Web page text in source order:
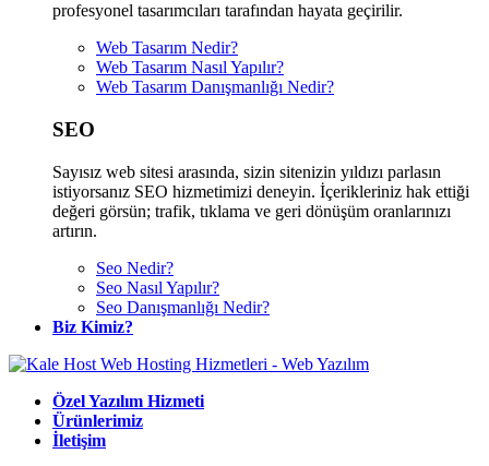
profesyonel tasarımcıları tarafından hayata geçirilir.
Web Tasarım Nedir?
Web Tasarım Nasıl Yapılır?
Web Tasarım Danışmanlığı Nedir?
SEO
Sayısız web sitesi arasında, sizin sitenizin yıldızı parlasın
istiyorsanız SEO hizmetimizi deneyin. İçerikleriniz hak ettiği
değeri görsün; trafik, tıklama ve geri dönüşüm oranlarınızı
artırın.
Seo Nedir?
Seo Nasıl Yapılır?
Seo Danışmanlığı Nedir?
Biz Kimiz?
Özel Yazılım Hizmeti
Ürünlerimiz
İletişim